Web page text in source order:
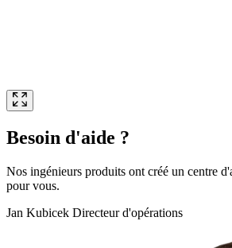
Besoin d'aide ?
Nos ingénieurs produits ont créé un centre
pour vous.
Jan Kubicek Directeur d'opérations